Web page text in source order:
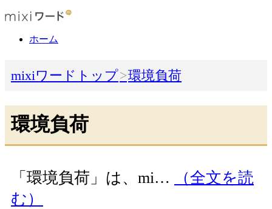
ホーム
mixiワードトップ 環境負荷
環境負荷
「環境負荷」は、mi…
（全文を読
む）